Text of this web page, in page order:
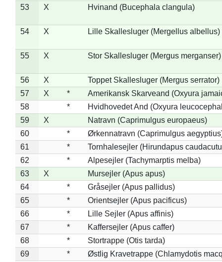
53
X Hvinand (Bucephala clangula)
54 X Lille Skallesluger (Mergellus albellus)
55 X Stor Skallesluger (Mergus merganser)
56 X
Toppet Skallesluger (Mergus serrator)
57
X *
Amerikansk Skarveand (Oxyura
58
*
Hvidhovedet And (Oxyura
59
X
Natravn (Caprimulgus europaeus)
60
*
Ørkennatravn (Caprimulgus
61
*
Tornhalesejler (Hirundapus
62
*
Alpesejler (Tachymarptis melba)
63
X
Mursejler (Apus apus)
64
*
Gråsejler (Apus pallidus)
65
*
Orientsejler (Apus pacificus)
66
*
Lille Sejler (Apus affinis)
67
*
Kaffersejler (Apus caffer)
68
*
Stortrappe (Otis tarda)
69
*
Østlig Kravetrappe (Chlamydotis